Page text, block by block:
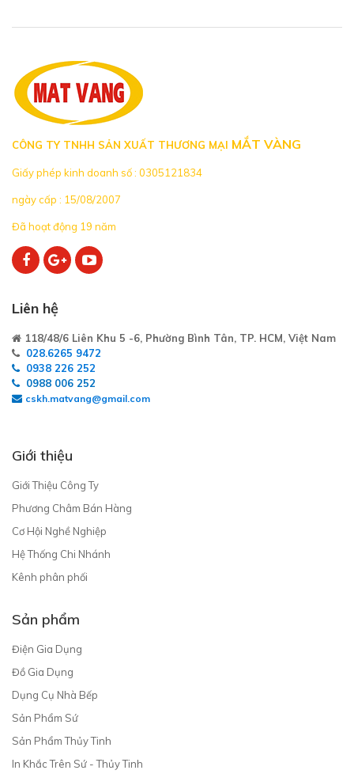
CÔNG TY TNHH SẢN XUẤT THƯƠNG MẠI MẮT VÀNG
Giấy phép kinh doanh số : 0305121834
ngày cấp : 15/08/2007
Đã hoạt động 19 năm
Liên hệ
118/48/6 Liên Khu 5 -6, Phường Bình Tân, TP. HCM, Việt Nam
028.6265 9472
0938 226 252
0988 006 252
cskh.matvang@gmail.com
Giới thiệu
Giới Thiệu Công Ty
Phương Châm Bán Hàng
Cơ Hội Nghề Nghiệp
Hệ Thống Chi Nhánh
Kênh phân phối
Sản phẩm
Điện Gia Dụng
Đồ Gia Dụng
Dụng Cụ Nhà Bếp
Sản Phẩm Sứ
Sản Phẩm Thủy Tinh
In Khắc Trên Sứ - Thủy Tinh